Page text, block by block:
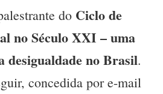
do Ciclo de
no Século XXI – uma
desigualdade no Brasil.
concedida por e-mail